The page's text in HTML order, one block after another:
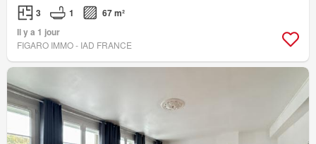
3 1
67 m²
Il y a 1 jour
FIGARO IMMO - IAD FRANCE